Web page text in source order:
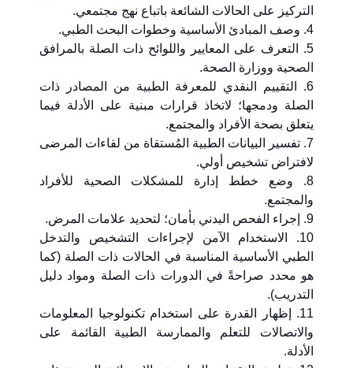
التركيز على الحالات الشائعة باتباع نهج مجتمعي.
4. وصف المبادئ الأساسية وخطوات البحث الطبي.
5. التعرف على المعايير واللوائح ذات الصلة بالمرافق
الصحية ووزارة الصحة.
6. التقييم النقدي للمعرفة الطبية من المصادر ذات
الصلة ودمجها؛ لاتخاذ قرارات مبنية على الأدلة فيما
يتعلق بصحة الأفراد والمجتمع.
7. تفسير البيانات الطبية المُستقاة من لقاءات المرضى
لافتراض تشخيص أولي.
8. وضع خطط إدارة للمشكلات الصحية للأفراد
والمجتمع.
9. إجراء الفحص البدني بأمان؛ لتحديد علامات المرض.
10. الاستخدام الآمن لإجراءات التشخيص والتدخل
الطبي الأساسية المناسبة في الحالات ذات الصلة (كما
هو محدد صراحةً في الدورات ذات الصلة ومواد دليل
التدريب).
11. إظهار القدرة على استخدام تكنولوجيا المعلومات
والاتصالات للتعلم والممارسة الطبية القائمة على
الأدلة.